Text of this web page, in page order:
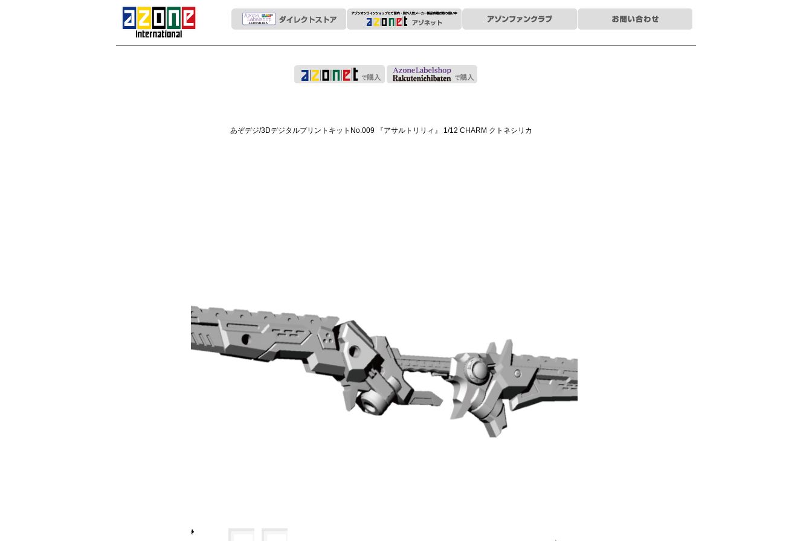
あぞデジ/3DデジタルプリントキットNo.009 『アサルトリリィ』 1/12 CHARM クトネシリカ